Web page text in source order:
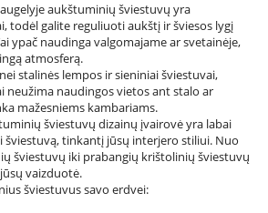
aukštuminių šviestuvų yra
todėl galite reguliuoti aukštį ir šviesos lygį
ypač naudinga valgomajame ar svetainėje,
atmosferą.
stalinės lempos ir sieniniai šviestuvai,
neužima naudingos vietos ant stalo ar
mažesniems kambariams.
šviestuvų dizainų įvairovė yra labai
šviestuvą, tinkantį jūsų interjero stiliui. Nuo
šviestuvų iki prabangių krištolinių šviestuvų
vaizduotė.
šviestuvus savo erdvei: